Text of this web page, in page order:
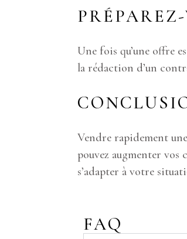
Une fois qu’une offre
la rédaction d’un
Vendre rapidement
pouvez augmenter vos
s’adapter à votre
FAQ